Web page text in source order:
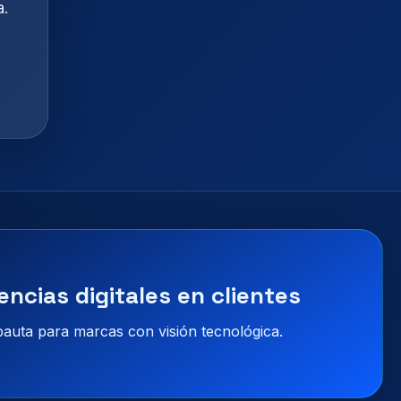
digitales en clientes
para marcas con visión tecnológica.